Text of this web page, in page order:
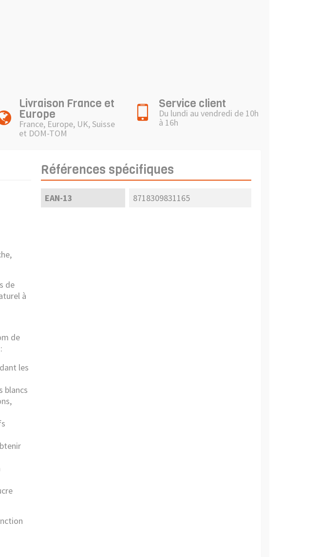
Livraison France et
Europe
France, Europe, UK, Suisse
et DOM-TOM
Service client
Du lundi au vendredi de 10h
à 16h
de
à
de
les
blancs
Références spécifiques
EAN-13 8718309831165